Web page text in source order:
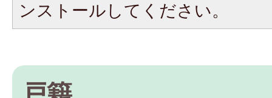
ンストールしてください。